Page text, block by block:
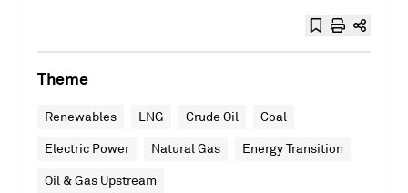
Theme
Renewables LNG Crude Oil Coal
Electric Power Natural Gas Energy Transition
Oil & Gas Upstream